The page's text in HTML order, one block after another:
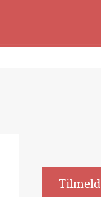
Tilmeld